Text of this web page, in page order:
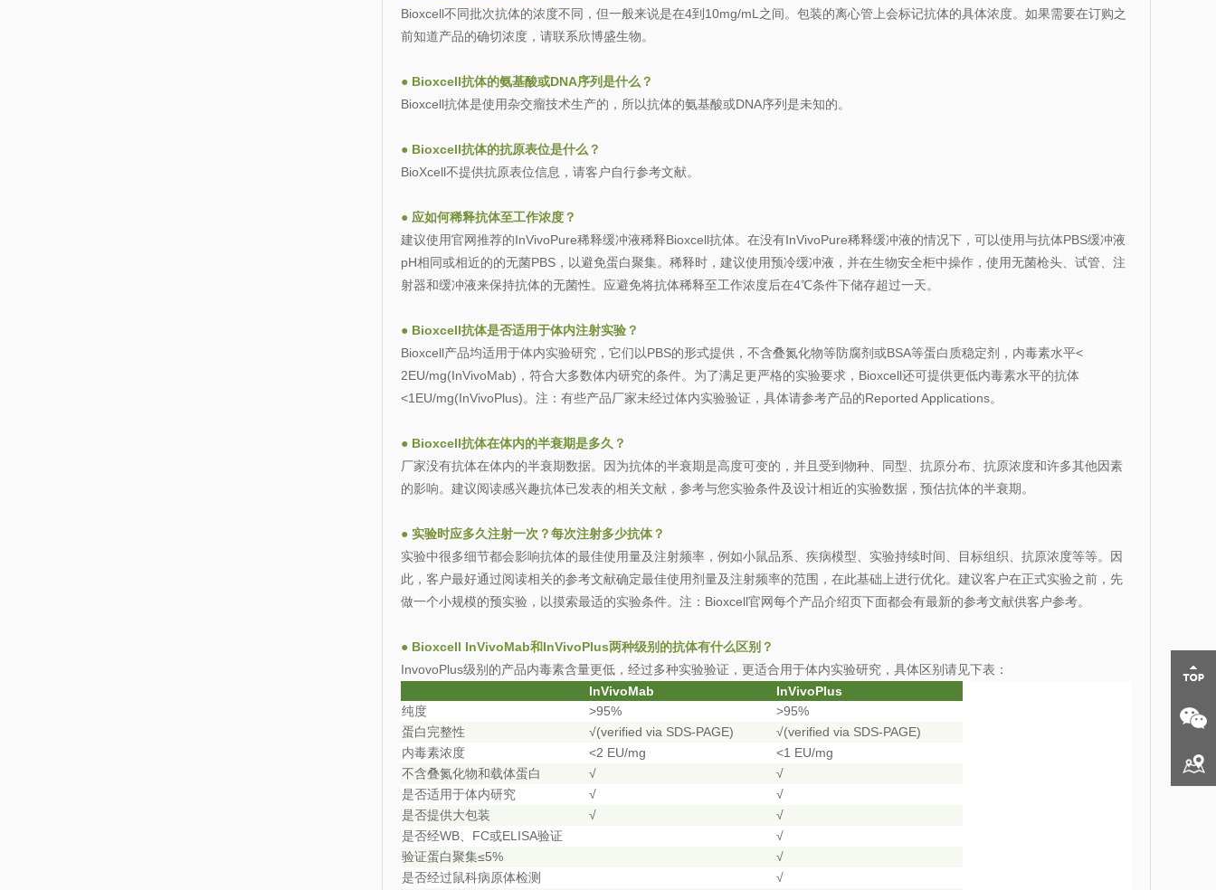
Bioxcell不同批次抗体的浓度不同，但一般来说是在4到10mg/mL之间。包装的离心管上会标记抗体的具体浓度。如果需要在订购之
前知道产品的确切浓度，请联系欣博盛生物。
● Bioxcell抗体的氨基酸或DNA序列是什么？
Bioxcell抗体是使用杂交瘤技术生产的，所以抗体的氨基酸或DNA序列是未知的。
● Bioxcell抗体的抗原表位是什么？
BioXcell不提供抗原表位信息，请客户自行参考文献。
● 应如何稀释抗体至工作浓度？
建议使用官网推荐的InVivoPure稀释缓冲液稀释Bioxcell抗体。在没有InVivoPure稀释缓冲液的情况下，可以使用与抗体PBS缓冲液
pH相同或相近的的无菌PBS，以避免蛋白聚集。稀释时，建议使用预冷缓冲液，并在生物安全柜中操作，使用无菌枪头、试管、注
射器和缓冲液来保持抗体的无菌性。应避免将抗体稀释至工作浓度后在4℃条件下储存超过一天。
● Bioxcell抗体是否适用于体内注射实验？
Bioxcell产品均适用于体内实验研究，它们以PBS的形式提供，不含叠氮化物等防腐剂或BSA等蛋白质稳定剂，内毒素水平<
2EU/mg(InVivoMab)，符合大多数体内研究的条件。为了满足更严格的实验要求，Bioxcell还可提供更低内毒素水平的抗体
<1EU/mg(InVivoPlus)。注：有些产品厂家未经过体内实验验证，具体请参考产品的Reported Applications。
● Bioxcell抗体在体内的半衰期是多久？
厂家没有抗体在体内的半衰期数据。因为抗体的半衰期是高度可变的，并且受到物种、同型、抗原分布、抗原浓度和许多其他因素
的影响。建议阅读感兴趣抗体已发表的相关文献，参考与您实验条件及设计相近的实验数据，预估抗体的半衰期。
● 实验时应多久注射一次？每次注射多少抗体？
实验中很多细节都会影响抗体的最佳使用量及注射频率，例如小鼠品系、疾病模型、实验持续时间、目标组织、抗原浓度等等。因
此，客户最好通过阅读相关的参考文献确定最佳使用剂量及注射频率的范围，在此基础上进行优化。建议客户在正式实验之前，先
做一个小规模的预实验，以摸索最适的实验条件。注：Bioxcell官网每个产品介绍页下面都会有最新的参考文献供客户参考。
● Bioxcell InVivoMab和InVivoPlus两种级别的抗体有什么区别？
InvovoPlus级别的产品内毒素含量更低，经过多种实验验证，更适合用于体内实验研究 ，具体区别请见下表：
InVivoMab
InVivoPlus
纯度 >95% >95%
蛋白完整性 √(verified via SDS-PAGE) √(verified via SDS-PAGE)
内毒素浓度 <2 EU/mg <1 EU/mg
不含叠氮化物和载体蛋白 √ √
是否适用于体内研究 √ √
是否提供大包装 √ √
是否经WB、 FC或ELISA验证 √
验证蛋白聚集≤5% √
是否经过鼠科病原体检测 √